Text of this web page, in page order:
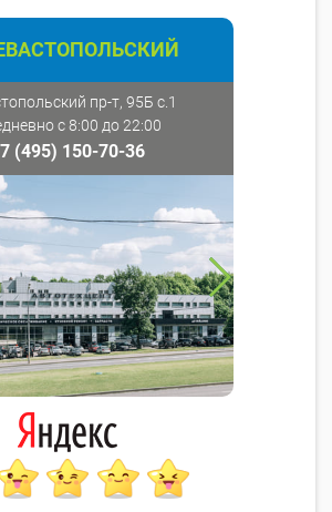
пр-т, 95Б с.1
с 8:00 до 22:00
(495) 150-70-36